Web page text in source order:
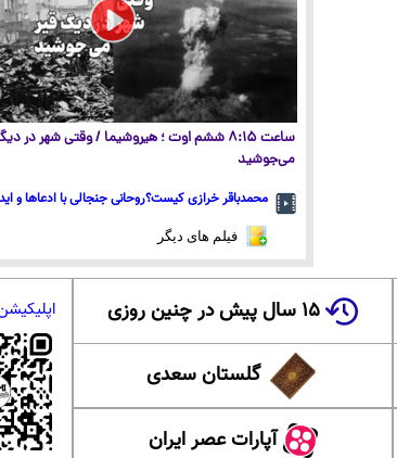
ساعت ۸:۱۵ ششم اوت ؛ هیروشیما / وقتی شهر در
می‌جوشید
محمدباقر خرازی کیست؟روحانی جنجالی با ادعاها و
فیلم های دیگر
۱۵ سال پیش در چنین روزی
گلستان سعدی
آپارات عصر ایران